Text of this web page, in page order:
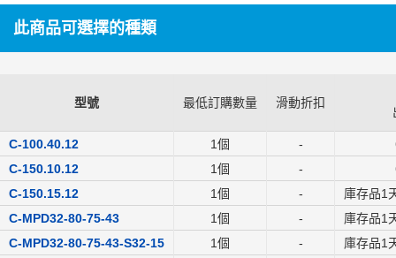
此商品可選擇的種類
型號 最低訂購數量 滑動折扣
C-100.40.12 1個 -
C-150.10.12
1個 -
C-150.15.12
1個 -
庫存品1
C-MPD32-80-75-43
1個 -
庫存品1
C-MPD32-80-75-43-S32-15
1個 -
庫存品1